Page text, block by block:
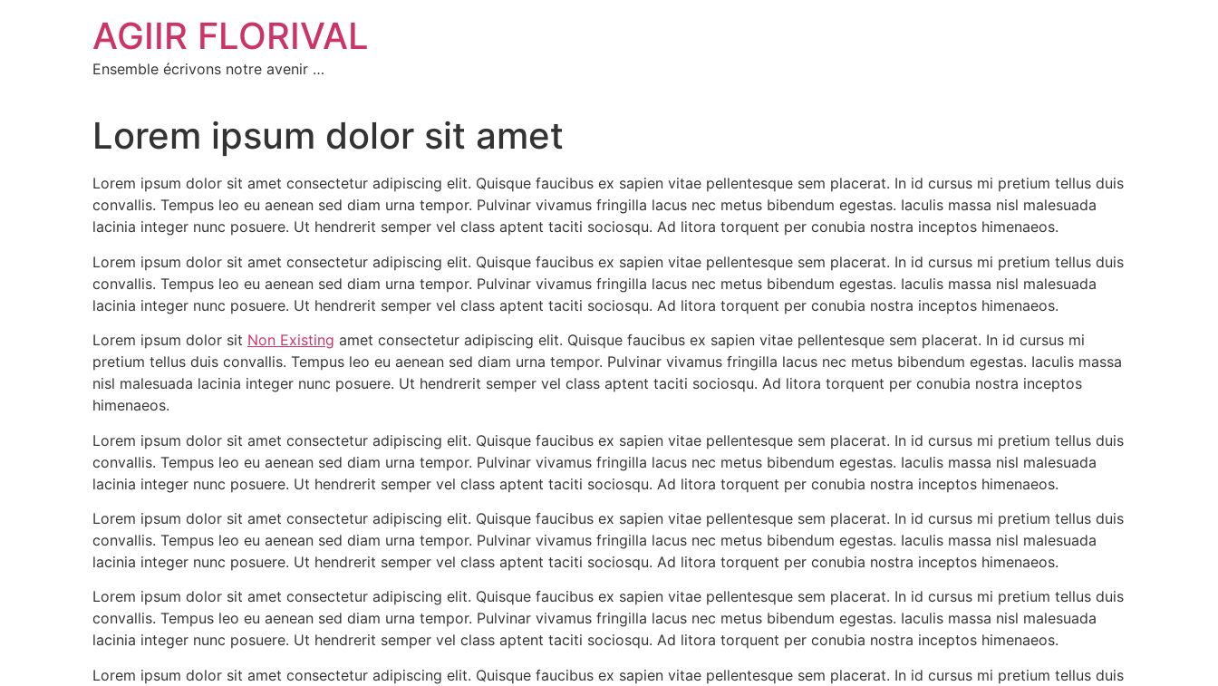
AGIIR FLORIVAL
Ensemble écrivons notre avenir …
Lorem ipsum dolor sit amet
Lorem ipsum dolor sit amet consectetur adipiscing elit. Quisque faucibus ex sapien vitae pellentesque sem placerat. In id cursus mi pretium tellus duis
convallis. Tempus leo eu aenean sed diam urna tempor. Pulvinar vivamus fringilla lacus nec metus bibendum egestas. Iaculis massa nisl malesuada
lacinia integer nunc posuere. Ut hendrerit semper vel class aptent taciti sociosqu. Ad litora torquent per conubia nostra inceptos himenaeos.
Lorem ipsum dolor sit amet consectetur adipiscing elit. Quisque faucibus ex sapien vitae pellentesque sem placerat. In id cursus mi pretium tellus duis
convallis. Tempus leo eu aenean sed diam urna tempor. Pulvinar vivamus fringilla lacus nec metus bibendum egestas. Iaculis massa nisl malesuada
lacinia integer nunc posuere. Ut hendrerit semper vel class aptent taciti sociosqu. Ad litora torquent per conubia nostra inceptos himenaeos.
Lorem ipsum dolor sit Non Existing amet consectetur adipiscing elit. Quisque faucibus ex sapien vitae pellentesque sem placerat. In id cursus mi
pretium tellus duis convallis. Tempus leo eu aenean sed diam urna tempor. Pulvinar vivamus fringilla lacus nec metus bibendum egestas. Iaculis massa
nisl malesuada lacinia integer nunc posuere. Ut hendrerit semper vel class aptent taciti sociosqu. Ad litora torquent per conubia nostra inceptos
himenaeos.
Lorem ipsum dolor sit amet consectetur adipiscing elit. Quisque faucibus ex sapien vitae pellentesque sem placerat. In id cursus mi pretium tellus duis
convallis. Tempus leo eu aenean sed diam urna tempor. Pulvinar vivamus fringilla lacus nec metus bibendum egestas. Iaculis massa nisl malesuada
lacinia integer nunc posuere. Ut hendrerit semper vel class aptent taciti sociosqu. Ad litora torquent per conubia nostra inceptos himenaeos.
Lorem ipsum dolor sit amet consectetur adipiscing elit. Quisque faucibus ex sapien vitae pellentesque sem placerat. In id cursus mi pretium tellus duis
convallis. Tempus leo eu aenean sed diam urna tempor. Pulvinar vivamus fringilla lacus nec metus bibendum egestas. Iaculis massa nisl malesuada
lacinia integer nunc posuere. Ut hendrerit semper vel class aptent taciti sociosqu. Ad litora torquent per conubia nostra inceptos himenaeos.
Lorem ipsum dolor sit amet consectetur adipiscing elit. Quisque faucibus ex sapien vitae pellentesque sem placerat. In id cursus mi pretium tellus duis
convallis. Tempus leo eu aenean sed diam urna tempor. Pulvinar vivamus fringilla lacus nec metus bibendum egestas. Iaculis massa nisl malesuada
lacinia integer nunc posuere. Ut hendrerit semper vel class aptent taciti sociosqu. Ad litora torquent per conubia nostra inceptos himenaeos.
Lorem ipsum dolor sit amet consectetur adipiscing elit. Quisque faucibus ex sapien vitae pellentesque sem placerat. In id cursus mi pretium tellus duis